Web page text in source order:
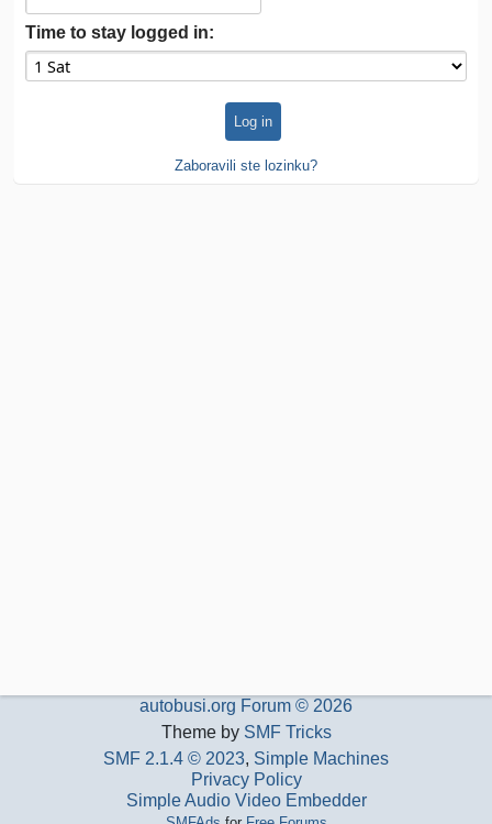
Time to stay logged in:
Zaboravili ste lozinku?
autobusi.org Forum © 2026
Theme by SMF Tricks
SMF 2.1.4 © 2023, Simple Machines
Privacy Policy
Simple Audio Video Embedder